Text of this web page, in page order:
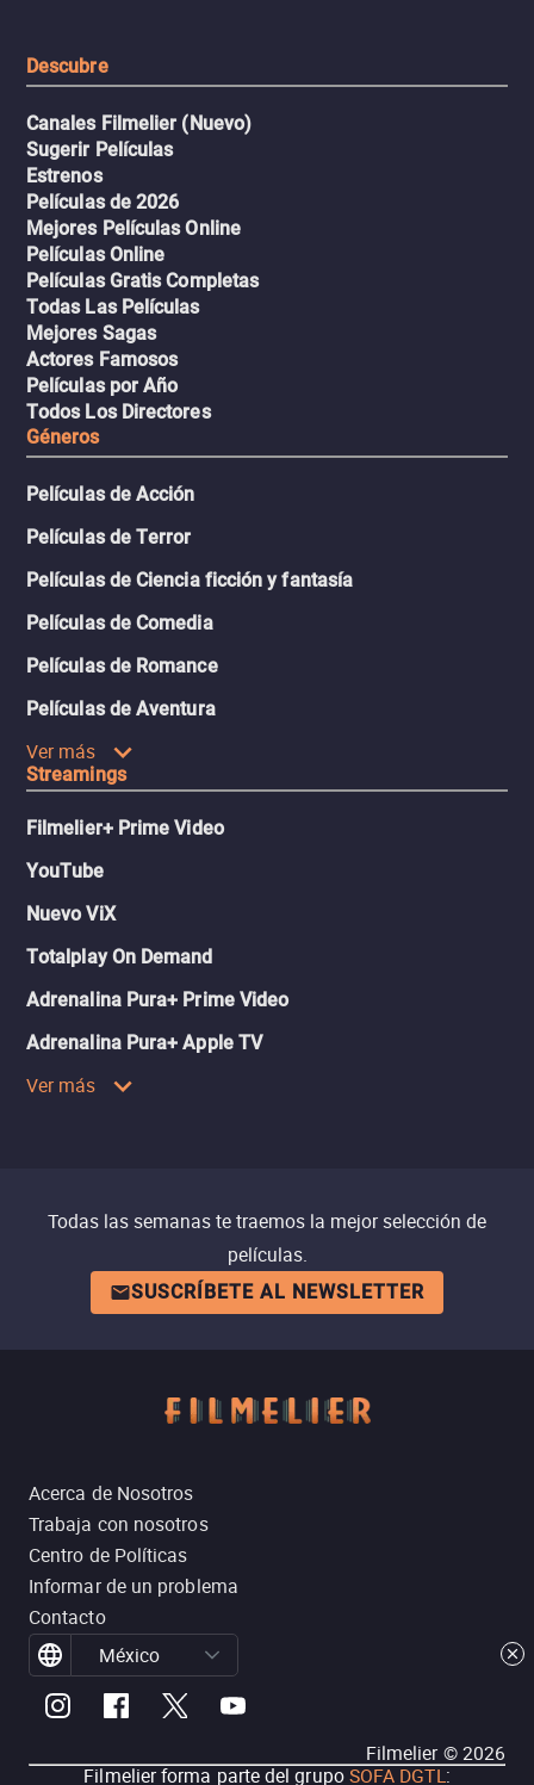
Descubre
Canales Filmelier (Nuevo)
Sugerir Películas
Estrenos
Películas de 2026
Mejores Películas Online
Películas Online
Películas Gratis Completas
Todas Las Películas
Mejores Sagas
Actores Famosos
Películas por Año
Todos Los Directores
Géneros
Películas de Acción
Películas de Terror
Películas de Ciencia ficción y fantasía
Películas de Comedia
Películas de Romance
Películas de Aventura
Ver más
Streamings
Filmelier+ Prime Video
YouTube
Nuevo ViX
Totalplay On Demand
Adrenalina Pura+ Prime Video
Adrenalina Pura+ Apple TV
Ver más
Todas las semanas te traemos la mejor selección de
películas.
SUSCRÍBETE AL NEWSLETTER
Acerca de Nosotros
Trabaja con nosotros
Centro de Políticas
Informar de un problema
Contacto
México
Filmelier ©2026
Filmelier forma parte del grupoSOFA DGTL: